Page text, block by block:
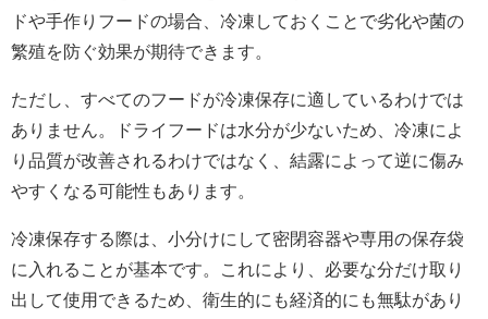
ドや手作りフードの場合、冷凍しておくことで劣化や菌の
繁殖を防ぐ効果が期待できます。
ただし、すべてのフードが冷凍保存に適しているわけでは
ありません。ドライフードは水分が少ないため、冷凍によ
り品質が改善されるわけではなく、結露によって逆に傷み
やすくなる可能性もあります。
冷凍保存する際は、小分けにして密閉容器や専用の保存袋
に入れることが基本です。これにより、必要な分だけ取り
出して使用できるため、衛生的にも経済的にも無駄があり